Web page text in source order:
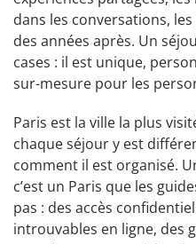
dans les conversations,
des années après. Un
cases : il est unique,
sur-mesure pour les
Paris est la ville la plus
chaque séjour y est
comment il est organisé.
c’est un Paris que les
pas : des accès
introuvables en ligne, des